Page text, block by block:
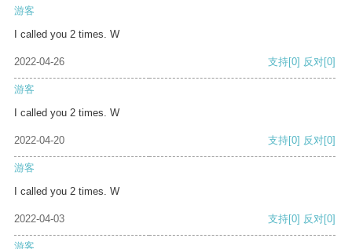
游客
I called you 2 times. W
2022-04-26 支持[0] 反对[0]
游客
I called you 2 times. W
2022-04-20 支持[0] 反对[0]
游客
I called you 2 times. W
2022-04-03 支持[0] 反对[0]
游客